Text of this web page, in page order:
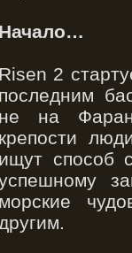
Начало…
Risen 2
последним
не на
крепости
ищут способ
морские